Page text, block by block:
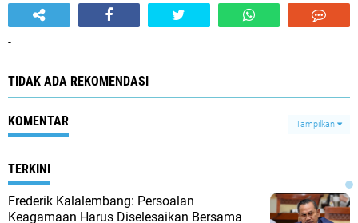
-
TIDAK ADA REKOMENDASI
KOMENTAR Tampilkan
TERKINI
Frederik Kalalembang: Persoalan
Keagamaan Harus Diselesaikan Bersama